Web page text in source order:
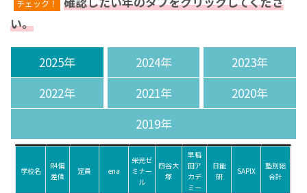
チェック！
い。
2025年 2024年
2023年
2022年
2021年
2020年
2019年
学校名
R4偏
差値
定員 ena
栄光ゼ
ミナー
ル
四谷大
塚
早稲
田ア
カデ
ミー
日能
研
SAPIX
塾別総
合計